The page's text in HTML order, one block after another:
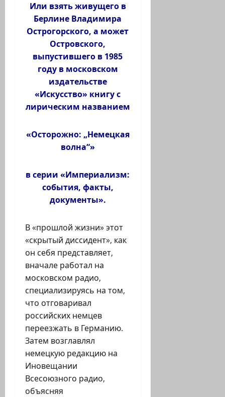
Или взять живущего в
Берлине Владимира
Острогорского, а может
Островского,
выпустившего в 1985
году в московском
издательстве
«Искусство» книгу с
лирическим названием
«Осторожно: „Немецкая
волна“»
в серии «Империализм:
события, факты,
документы».
В «прошлой жизни» этот
«скрытый диссидент», как
он себя представляет,
вначале работал на
московском радио,
специализируясь на том,
что отговаривал
российских немцев
переезжать в Германию.
Затем возглавлял
немецкую редакцию на
Иновещании
Всесоюзного радио,
объясняя